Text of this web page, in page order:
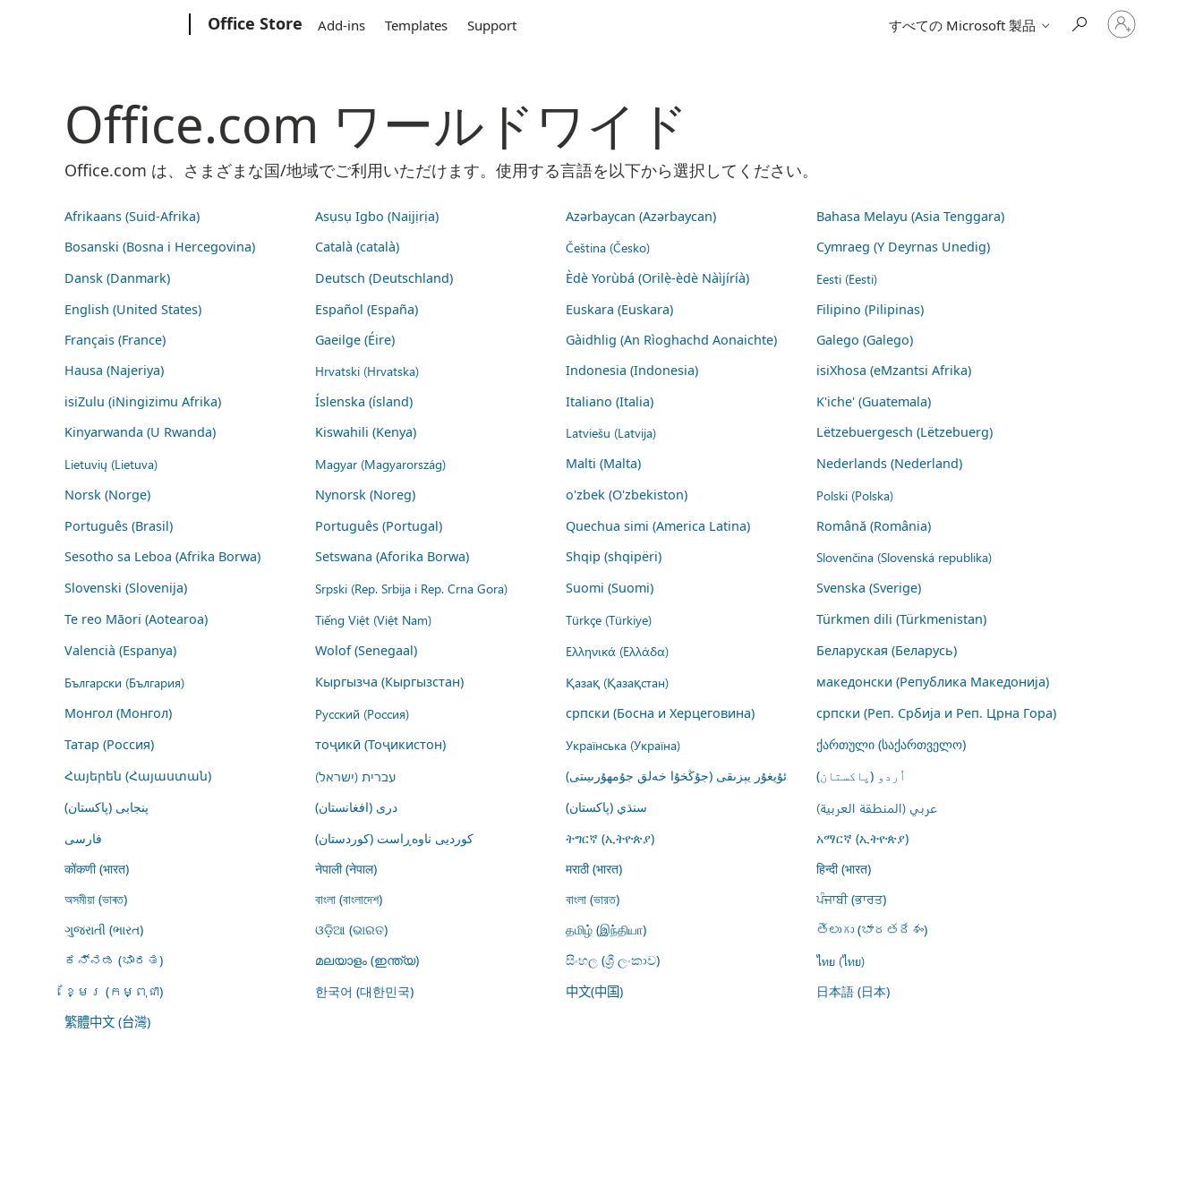
Office Store Add-ins Templates Support すべての Microsoft 製品
ア
カ
Office.com ワールドワイド
Office.com は、さまざまな国/地域でご利用いただけます。使用する言語を以下から選択してください。
Afrikaans (Suid-Afrika) Asụsụ Igbo (Naịjịrịa) Azərbaycan (Azərbaycan)
Bahasa Melayu (Asia Tenggara)
Bosanski (Bosna i Hercegovina)
Català (català) Čeština (Česko)
Cymraeg (Y Deyrnas Unedig)
Dansk (Danmark)
Deutsch (Deutschland) Èdè Yorùbá (Orilẹ̀-èdè Nàìjíríà) Eesti (Eesti)
English (United States) Español (España) Euskara (Euskara)
Filipino (Pilipinas)
Français (France)
Gaeilge (Éire) Gàidhlig (An Rìoghachd Aonaichte)
Galego (Galego)
Hausa (Najeriya)
Hrvatski (Hrvatska) Indonesia (Indonesia)
isiXhosa (eMzantsi Afrika)
isiZulu (iNingizimu Afrika)
Íslenska (ísland) Italiano (Italia)
K'iche' (Guatemala)
Kinyarwanda (U Rwanda)
Kiswahili (Kenya) Latviešu (Latvija) Lëtzebuergesch (Lëtzebuerg)
Lietuvių (Lietuva) Magyar (Magyarország) Malti (Malta)
Nederlands (Nederland)
Norsk (Norge)
Nynorsk (Noreg) o'zbek (O'zbekiston) Polski (Polska)
Português (Brasil) Português (Portugal) Quechua simi (America Latina)
Română (România)
Sesotho sa Leboa (Afrika Borwa)
Setswana (Aforika Borwa) Shqip (shqipëri) Slovenčina (Slovenská republika)
Slovenski (Slovenija) Srpski (Rep. Srbija i Rep. Crna Gora) Suomi (Suomi)
Svenska (Sverige)
Te reo Māori (Aotearoa)
Tiếng Việt (Việt Nam) Türkçe (Türkiye)
Türkmen dili (Türkmenistan)
Valencià (Espanya)
Wolof (Senegaal) Ελληνικά (Ελλάδα) Беларуская (Беларусь)
Български (България) Кыргызча (Кыргызстан) Қазақ (Қазақстан)
македонски (Република Македонија)
Монгол (Монгол)
Русский (Россия) српски (Босна и Херцеговина)
српски (Реп. Србија и Реп. Црна Гора)
Татар (Россия)
тоҷикӣ (Тоҷикистон) Українська (Україна)
ქართული (საქართველო)
Հայերեն (Հայաստան)
עברית (ישראל) ئۇيغۇر يېزىقى (جۇڭخۇا خەلق جۇمھۇرىيىتى)
اُردو (پاکستان)
پنجابی (پاکستان)
درى (افغانستان) سنڌي (پاکستان) عربي (المنطقة العربية)
فارسى کوردیی ناوەڕاست (کوردستان) ትግርኛ (ኢትዮጵያ)
አማርኛ (ኢትዮጵያ)
कोंकणी (भारत)
नेपाली (नेपाल) मराठी (भारत)
हिन्दी (भारत)
অসমীয়া (ভাৰত)
বাংলা (বাংলাদেশ) বাংলা (ভারত)
ਪੰਜਾਬੀ (ਭਾਰਤ)
ગુજરાતી (ભારત)
ଓଡ଼ିଆ (ଭାରତ) தமிழ் (இந்தியா)
తెలుగు (భారతదేశం)
ಕನ್ನಡ (ಭಾರತ)
മലയാളം (ഇന്ത്യ) සිංහල (ශ්‍රී ලංකාව) ไทย (ไทย)
ខ្មែរ (កម្ពុជា) 한국어 (대한민국) 中文(中国)
日本語 (日本)
繁體中文 (台灣)